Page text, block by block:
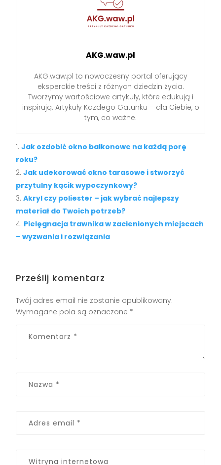
AKG.waw.pl
AKG.waw.pl to nowoczesny portal oferujący
eksperckie treści z różnych dziedzin życia.
Tworzymy wartościowe artykuły, które edukują i
inspirują. Artykuły Każdego Gatunku – dla Ciebie, o
tym, co ważne.
Jak ozdobić okno balkonowe na każdą porę
roku?
Jak udekorować okno tarasowe i stworzyć
przytulny kącik wypoczynkowy?
Akryl czy poliester – jak wybrać najlepszy
materiał do Twoich potrzeb?
Pielęgnacja trawnika w zacienionych miejscach
– wyzwania i rozwiązania
Prześlij komentarz
Twój adres email nie zostanie opublikowany.
Wymagane pola są oznaczone *